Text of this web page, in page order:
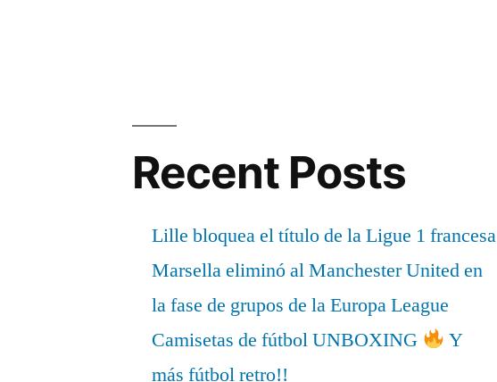
Recent Posts
Lille bloquea el título de la Ligue 1 francesa
Marsella eliminó al Manchester United en
la fase de grupos de la Europa League
Camisetas de fútbol UNBOXING
Y
más fútbol retro!!